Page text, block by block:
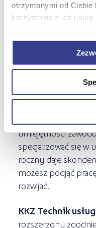
otrzymanymi od
korzystania z ich usług.
wiedzę o
obsługę klienta
organizację
BHP we
i inne (zależnie
umiejętności
specjalizować się w
roczny daje
możesz podjąć
rozwijać.
KKZ Technik
rozszerzony